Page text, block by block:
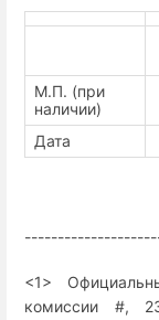
М.П. (при
наличии)
Дата
<1>
комиссии #,